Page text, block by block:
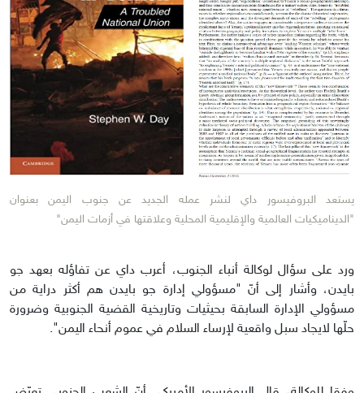
يستعد البروفيسور داي لنشر عمله الجديد عن جنوب اليمن بعنوان
"الديناميكيات العالمية والإقليمية المحلية وعلاقتها في أزمات اليمن"
ورد على سؤال لوكالة أنباء الجنوب، أعرب داي عن تفاؤله بعهد جو
بايدن، وأشار إلى أنّ "مسؤولي إدارة جو بايدن هم أكثر دراية من
مسؤولي الإدارة السابقة بحيثيات وتاريخية القضية الجنوبية وضرورة
حلّها لايجاد سبل واقعية لإرساء السلام في عموم أنحاء اليمن".